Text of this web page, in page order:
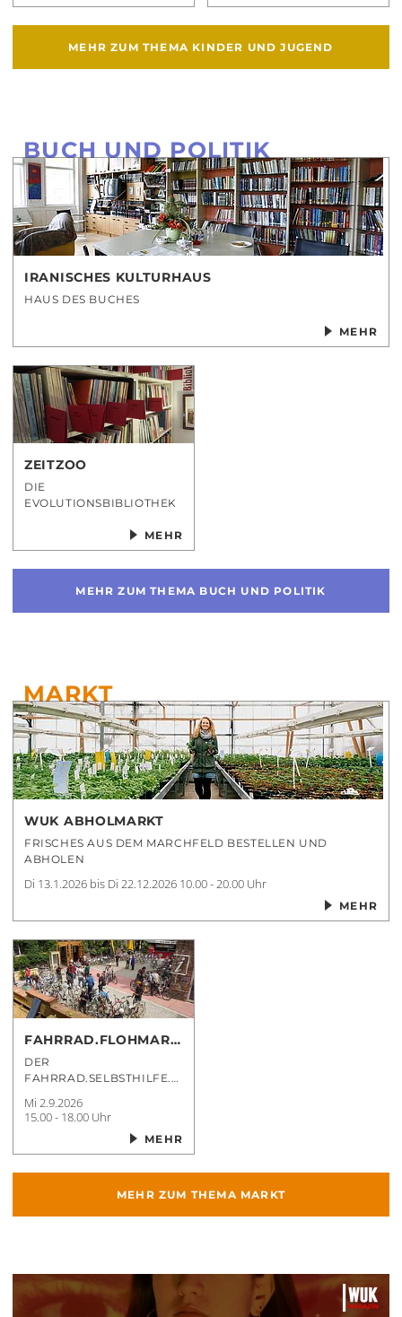
MEHR ZUM THEMA KINDER UND JUGEND
BUCH UND POLITIK
IRANISCHES KULTURHAUS
HAUS DES BUCHES
MEHR
ZEITZOO
DIE
EVOLUTIONSBIBLIOTHEK
MEHR
MEHR ZUM THEMA BUCH UND POLITIK
MARKT
WUK ABHOLMARKT
FRISCHES AUS DEM MARCHFELD BESTELLEN UND
ABHOLEN
Di 13.1.2026 bis Di 22.12.2026 10.00 - 20.00 Uhr
MEHR
FAHRRAD.FLOHMARKT
DER
FAHRRAD.SELBSTHILFE.WERKSTATT
Mi 2.9.2026
15.00 - 18.00 Uhr
MEHR
MEHR ZUM THEMA MARKT